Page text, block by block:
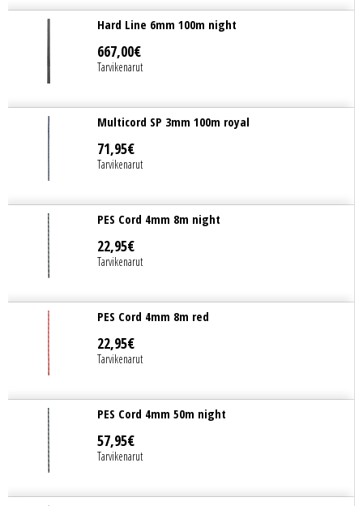
Hard Line 6mm 100m night
667,00€
Tarvikenarut
Multicord SP 3mm 100m royal
71,95€
Tarvikenarut
PES Cord 4mm 8m night
22,95€
Tarvikenarut
PES Cord 4mm 8m red
22,95€
Tarvikenarut
PES Cord 4mm 50m night
57,95€
Tarvikenarut